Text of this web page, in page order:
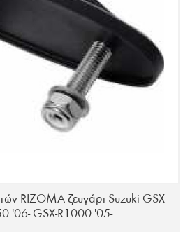
RIZOMA ζευγάρι Suzuki GSX-
'06- GSX-R1000 '05-